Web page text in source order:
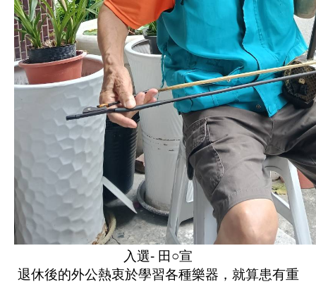
入選- 田○宣
退休後的外公熱衷於學習各種樂器，就算患有重